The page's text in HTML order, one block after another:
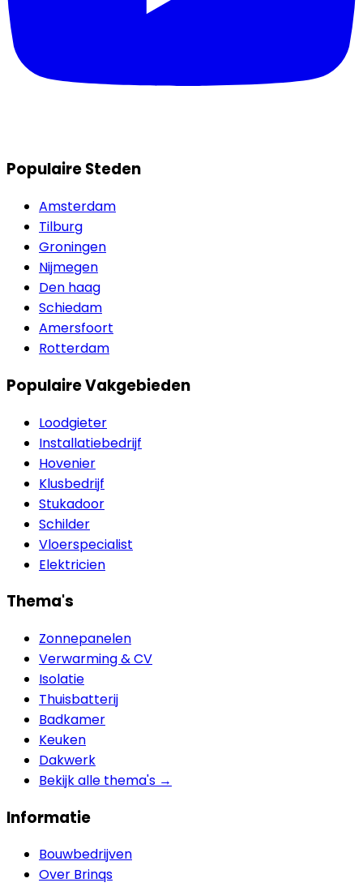
Populaire Steden
Amsterdam
Tilburg
Groningen
Nijmegen
Den haag
Schiedam
Amersfoort
Rotterdam
Populaire Vakgebieden
Loodgieter
Installatiebedrijf
Hovenier
Klusbedrijf
Stukadoor
Schilder
Vloerspecialist
Elektricien
Thema's
Zonnepanelen
Verwarming & CV
Isolatie
Thuisbatterij
Badkamer
Keuken
Dakwerk
Bekijk alle thema's →
Informatie
Bouwbedrijven
Over Brinqs